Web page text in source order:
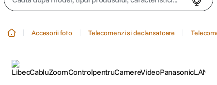
2. trepied
Accesorii foto Telecomenzi si declansatoare